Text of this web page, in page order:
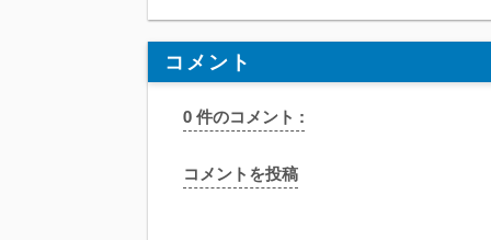
コメント
0 件のコメント :
コメントを投稿